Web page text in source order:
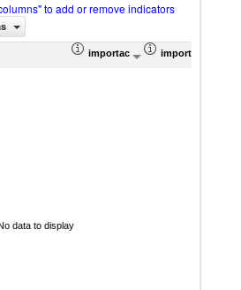
to add or remove indicators
importación Valor del comercio
importación
data to display